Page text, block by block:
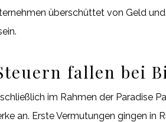
überschüttet von Geld
fallen bei
im Rahmen der Paradise
an. Erste Vermutungen gingen in